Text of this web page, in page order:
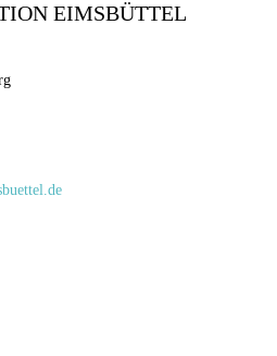
EIMSBÜTTEL